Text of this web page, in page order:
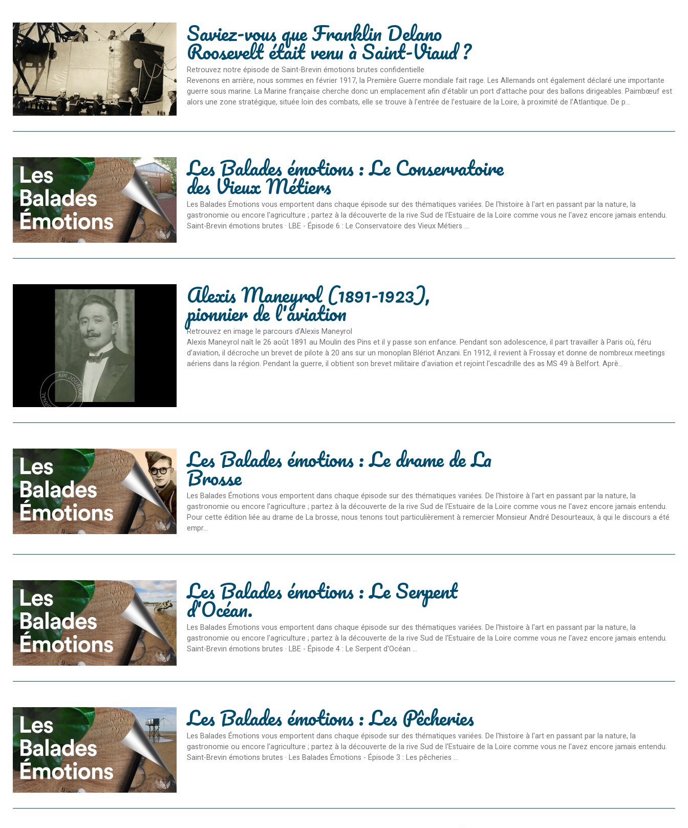
Saviez-vous que Franklin Delano
Roosevelt était venu à Saint-Viaud ?
Retrouvez notre épisode de Saint-Brevin émotions brutes confidentielle
Revenons en arrière, nous sommes en février 1917, la Première Guerre mondiale fait rage. Les Allemands ont également déclaré une importante
guerre sous marine. La Marine française cherche donc un emplacement afin d’établir un port d’attache pour des ballons dirigeables. Paimbœuf est
alors une zone stratégique, située loin des combats, elle se trouve à l’entrée de l’estuaire de la Loire, à proximité de l’Atlantique. De p...
Les Balades émotions : Le Conservatoire
des Vieux Métiers
Les Balades Émotions vous emportent dans chaque épisode sur des thématiques variées. De l'histoire à l'art en passant par la nature, la
gastronomie ou encore l'agriculture ; partez à la découverte de la rive Sud de l'Estuaire de la Loire comme vous ne l'avez encore jamais entendu.
Saint-Brevin émotions brutes · LBE - Épisode 6 : Le Conservatoire des Vieux Métiers ...
Alexis Maneyrol (1891-1923),
pionnier de l'aviation
Retrouvez en image le parcours d'Alexis Maneyrol
Alexis Maneyrol naît le 26 août 1891 au Moulin des Pins et il y passe son enfance. Pendant son adolescence, il part travailler à Paris où, féru
d’aviation, il décroche un brevet de pilote à 20 ans sur un monoplan Blériot Anzani. En 1912, il revient à Frossay et donne de nombreux meetings
aériens dans la région. Pendant la guerre, il obtient son brevet militaire d’aviation et rejoint l'escadrille des as MS 49 à Belfort. Aprè...
Les Balades émotions : Le drame de La
Brosse
Les Balades Émotions vous emportent dans chaque épisode sur des thématiques variées. De l'histoire à l'art en passant par la nature, la
gastronomie ou encore l'agriculture ; partez à la découverte de la rive Sud de l'Estuaire de la Loire comme vous ne l'avez encore jamais entendu.
Pour cette édition liée au drame de La brosse, nous tenons tout particulièrement à remercier Monsieur André Desourteaux, à qui le discours a été
empr...
Les Balades émotions : Le Serpent
d'Océan.
Les Balades Émotions vous emportent dans chaque épisode sur des thématiques variées. De l'histoire à l'art en passant par la nature, la
gastronomie ou encore l'agriculture ; partez à la découverte de la rive Sud de l'Estuaire de la Loire comme vous ne l'avez encore jamais entendu.
Saint-Brevin émotions brutes · LBE - Épisode 4 : Le Serpent d'Océan ...
Les Balades émotions : Les Pêcheries
Les Balades Émotions vous emportent dans chaque épisode sur des thématiques variées. De l'histoire à l'art en passant par la nature, la
gastronomie ou encore l'agriculture ; partez à la découverte de la rive Sud de l'Estuaire de la Loire comme vous ne l'avez encore jamais entendu.
Saint-Brevin émotions brutes · Les Balades Émotions - Épisode 3 : Les pêcheries ...